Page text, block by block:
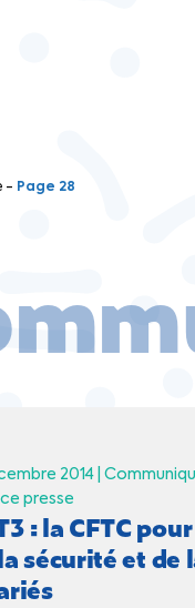
- Page 28
2014 |
presse
: la CFTC
sécurité et de